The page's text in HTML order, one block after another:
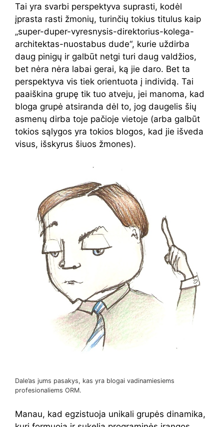
Tai yra svarbi perspektyva suprasti, kodėl
įprasta rasti žmonių, turinčių tokius titulus kaip
„super-duper-vyresnysis-direktorius-kolega-
architektas-nuostabus dude“, kurie uždirba
daug pinigų ir galbūt netgi turi daug valdžios,
bet nėra nėra labai gerai, ką jie daro. Bet ta
perspektyva vis tiek orientuota į individą. Tai
paaiškina grupę tik tuo atveju, jei manoma, kad
bloga grupė atsiranda dėl to, jog daugelis šių
asmenų dirba toje pačioje vietoje (arba galbūt
tokios sąlygos yra tokios blogos, kad jie išveda
visus, išskyrus šiuos žmones).
Dale’as jums pasakys, kas yra blogai vadinamiesiems
profesionaliems ORM.
Manau, kad egzistuoja unikali grupės dinamika,